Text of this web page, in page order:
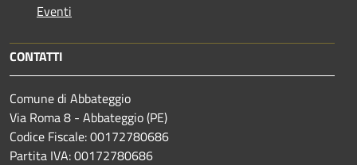
Eventi
CONTATTI
Comune di Abbateggio
Via Roma 8 - Abbateggio (PE)
Codice Fiscale: 00172780686
Partita IVA: 00172780686